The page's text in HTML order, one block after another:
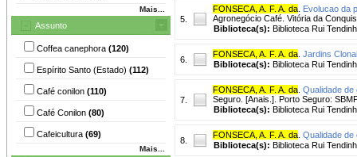
Mais...
Assunto
Coffea canephora (120)
Espírito Santo (Estado) (112)
Café conilon (110)
Café Conilon (80)
Cafeicultura (69)
Mais...
5.
FONSECA, A. F. A. da Evolucao da
Agronegócio Café. Vitória da
Biblioteca(s): Biblioteca Rui
6.
FONSECA, A. F. A. da Jardins
Biblioteca(s): Biblioteca Rui
7.
FONSECA, A. F. A. da Qualidade de
Seguro. [Anais.]. Porto Seguro:
Biblioteca(s): Biblioteca Rui
8.
FONSECA, A. F. A. da Qualidade de
Biblioteca(s): Biblioteca Rui